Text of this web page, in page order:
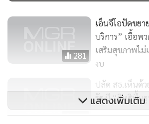
281
เอ็นจีโอปัดขย
บริการ” เอื้อพ
เสริมสุขภาพไม่
งบ
445
ปลัด สธ.เห็นด้
รัฐ มี “สิทธิพื้นฐ
แสดงเพิ่มเติม